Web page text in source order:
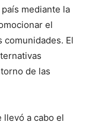
mediante la
el
El
de las
llevó a cabo el